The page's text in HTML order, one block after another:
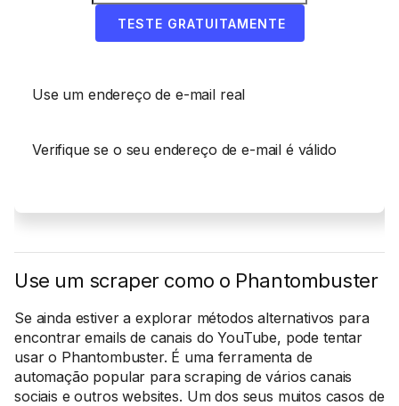
TESTE GRATUITAMENTE
Use um endereço de e-mail real
Verifique se o seu endereço de e-mail é válido
Use um scraper como o Phantombuster
Se ainda estiver a explorar métodos alternativos para
encontrar emails de canais do YouTube, pode tentar
usar o Phantombuster. É uma ferramenta de
automação popular para scraping de vários canais
sociais e outros websites. Um dos seus muitos casos de